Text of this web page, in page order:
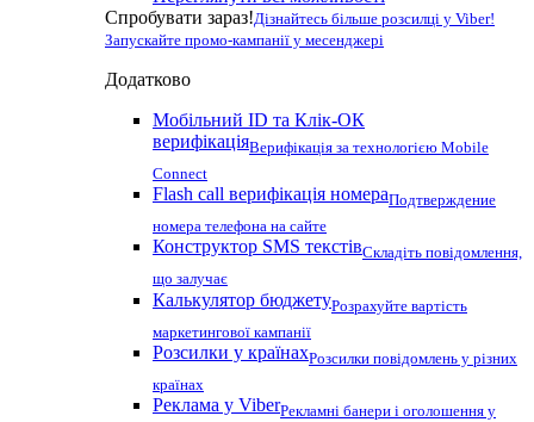
Спробувати зараз!Дізнайтесь більше розсилці у Viber!
Запускайте промо-кампанії у месенджері
Додатково
Мобільний ID та Клік-ОК
верифікаціяВерифікація за технологією Mobile
Connect
Flash call верифікація номераПодтверждение
номера телефона на сайте
Конструктор SMS текстівСкладіть повідомлення,
що залучає
Калькулятор бюджетуРозрахуйте вартість
маркетингової кампанії
Розсилки у країнахРозсилки повідомлень у різних
країнах
Реклама у ViberРекламні банери і оголошення у